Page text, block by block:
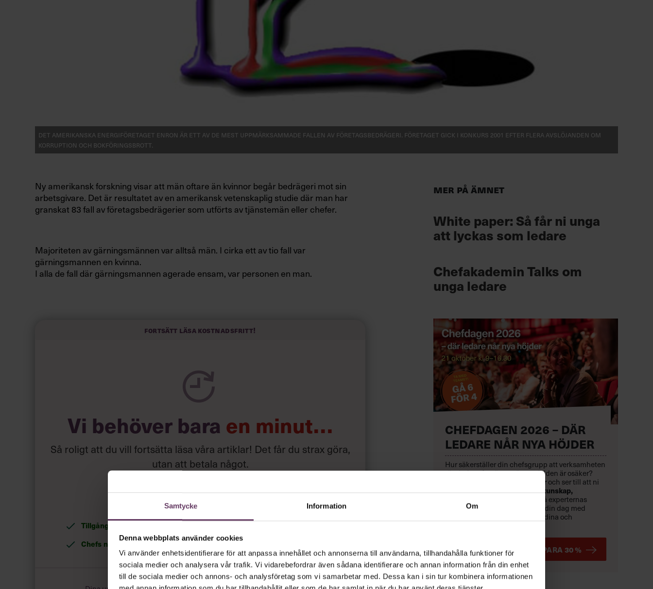
Samtycke Information Om
Denna webbplats använder cookies
Vi använder enhetsidentifierare för att anpassa innehållet och annonserna till användarna, tillhandahålla funktioner för
sociala medier och analysera vår trafik. Vi vidarebefordrar även sådana identifierare och annan information från din enhet
till de sociala medier och annons- och analysföretag som vi samarbetar med. Dessa kan i sin tur kombinera informationen
Det amerikanska energiföretaget Enron är ett av de mest uppmärksammade fallen av företagsbedrägeri. Företaget gick i konkurs 2001 efter flera avslöjanden om
korruption och bokföringsbrott.
Ny amerikansk forskning visar att män oftare än kvinnor begår bedrägeri mot sin
arbetsgivare. Det är resultatet av en amerikansk vetenskaplig studie där man har
granskat 83 fall av företagsbedrägerier som utförts av tjänstemän eller chefer.
Majoriteten av gärningsmännen var alltså män. I cirka ett av tio fall var
gärningsmannen en kvinna.
I alla de fall där gärningsmannen agerade ensam, var personen en man.
lägre än männens. Detta även efter att man hade korrigerat för skillnader i
När kvinnor var inblandade i ett företagsbedrägeri gick det ofta till på två olika sätt. De
hade en nära eller romantisk relation med den andra gärningsmannen. De hade
också oftast en anställning där de tillgång till företagets konton, exempelvis var de
Studien“Gender and 21st-Century Corporate Crime: Female Involvement and the
Gender Gap in Enron-Era Corporate Frauds” publicerades i tidskriften American
Sociological Review i maj i år.
Fortsätt läsa kostnadsfritt!
Vi behöver bara en minut…
Så roligt att du vill fortsätta läsa våra artiklar! Det får du strax göra,
utan att betala något.
Skapa ditt gratiskonto
Tillgång
Chefs nyhetsbrev
med senaste ledarskapsnyheterna!
Mer på ämnet
White paper: Så får ni unga
att lyckas som ledare
Chefakademin Talks om
unga ledare
CHEFDAGEN 2026 – DÄR
LEDARE NÅR NYA HÖJDER
Hur säkerställer din chefsgrupp att verksamheten
rör sig framåt – även när omvärlden är osäker?
röjer vi hinder och ser till att ni
når resultat.Rusta er medny kunskap,
av toppchefer och få experternas
konkreta verktyg
Skräddarsy din dag med
fördjupande kunskapsspår för dina och
BOKA TIDIGT OCH SPARA 30 %